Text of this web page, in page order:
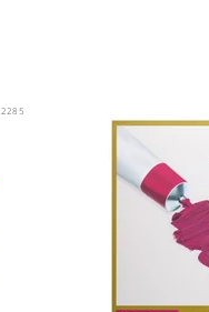
2285